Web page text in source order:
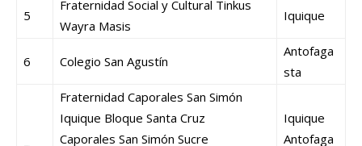
5
Fraternidad Social y Cultural Tinkus
Wayra Masis
Iquique
6 Colegio San Agustín
Antofaga
sta
Fraternidad Caporales San Simón
Iquique Bloque Santa Cruz
Caporales San Simón Sucre
Iquique
Antofaga